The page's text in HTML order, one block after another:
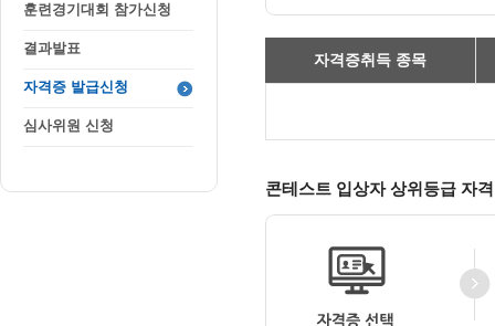
훈련경기대회 참가신청
결과발표
자격증 발급신청
심사위원 신청
자격증취득 종목
콘테스트 입상자 상위등급 자